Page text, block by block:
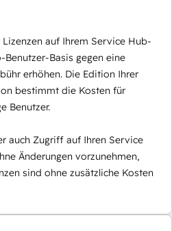
auf Ihrem Service Hub-
Basis gegen eine
erhöhen. Die Edition Ihrer
bestimmt die Kosten für
Benutzer.
auch Zugriff auf Ihren Service
Änderungen vorzunehmen,
sind ohne zusätzliche Kosten